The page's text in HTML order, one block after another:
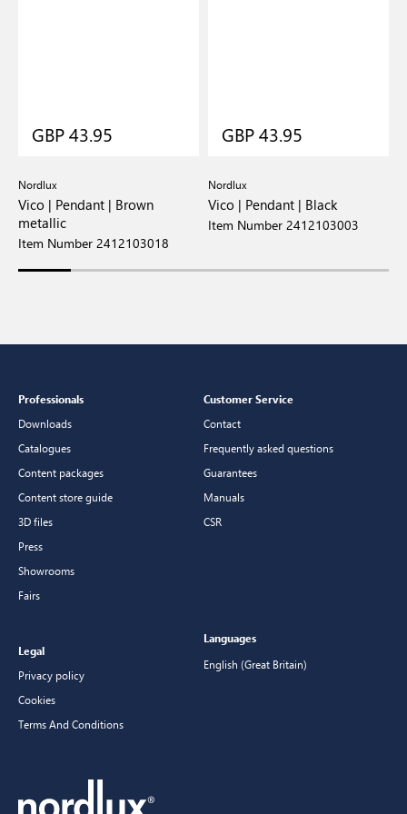
GBP 43.95
Nordlux
Vico | Pendant | Brown
metallic
Item Number 2412103018
GBP 43.95
Nordlux
Vico | Pendant | Black
Item Number 2412103003
Professionals
Downloads
Catalogues
Content packages
Content store guide
3D files
Press
Showrooms
Fairs
Customer Service
Contact
Frequently asked questions
Guarantees
Manuals
CSR
Legal
Privacy policy
Cookies
Terms And Conditions
Languages
English (Great Britain)